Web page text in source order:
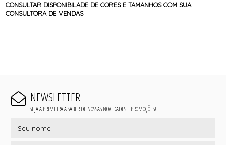
CONSULTAR DISPONIBILADE DE CORES E TAMANHOS COM SUA
CONSULTORA DE VENDAS.
NEWSLETTER
SEJA A PRIMEIRA A SABER DE NOSSAS NOVIDADES E PROMOÇÕES!